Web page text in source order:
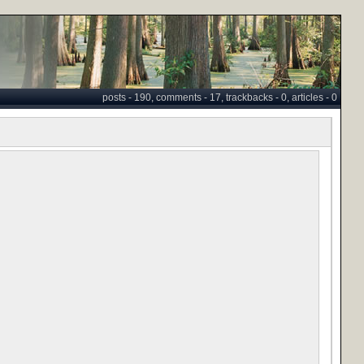
posts - 190, comments - 17, trackbacks - 0, articles - 0